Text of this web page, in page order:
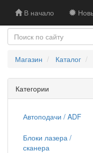
В начало
Магазин Каталог
Категории
Автоподачи / ADF
Блоки лазера /
сканера